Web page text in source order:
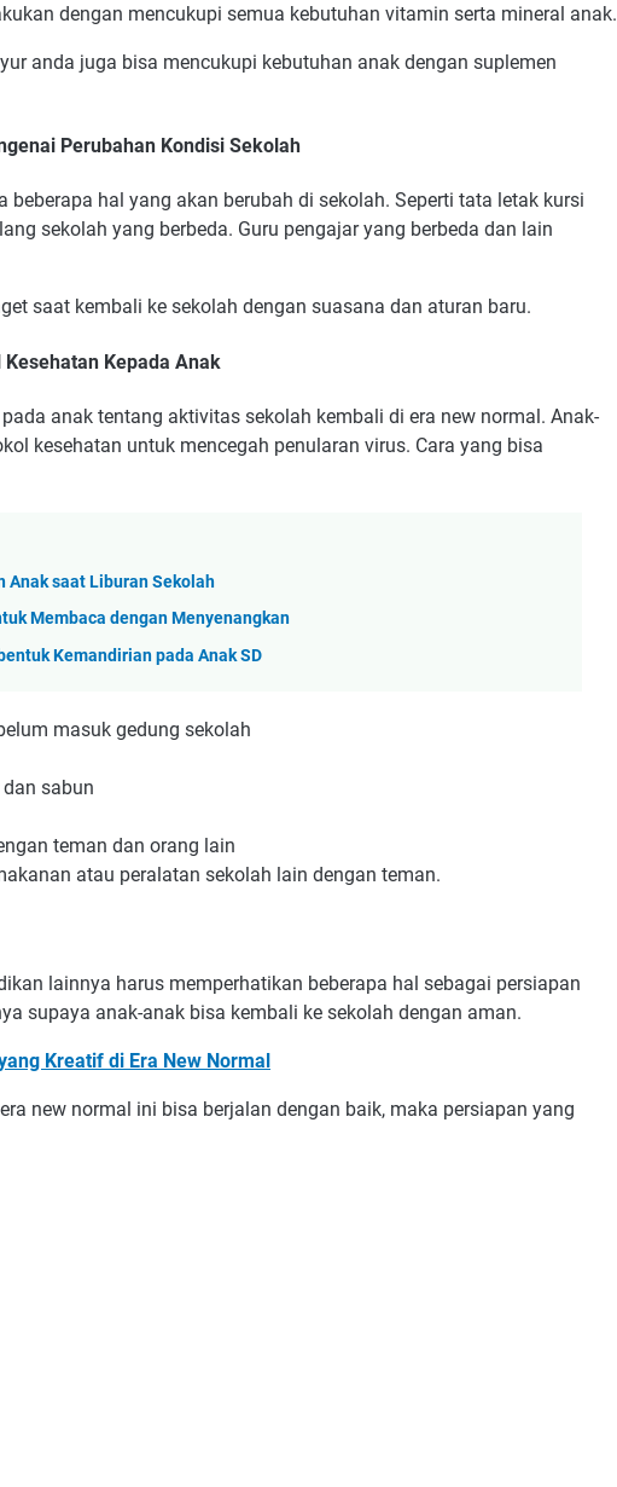
dengan mencukupi semua kebutuhan vitamin serta mineral anak.
anda juga bisa mencukupi kebutuhan anak dengan suplemen
Perubahan Kondisi Sekolah
beberapa hal yang akan berubah di sekolah. Seperti tata letak kursi
sekolah yang berbeda. Guru pengajar yang berbeda dan lain
saat kembali ke sekolah dengan suasana dan aturan baru.
Kepada Anak
anak tentang aktivitas sekolah kembali di era new normal. Anak-
kesehatan untuk mencegah penularan virus. Cara yang bisa
Anak saat Liburan Sekolah
Membaca dengan Menyenangkan
Kemandirian pada Anak SD
masuk gedung sekolah
sabun
teman dan orang lain
atau peralatan sekolah lain dengan teman.
lainnya harus memperhatikan beberapa hal sebagai persiapan
supaya anak-anak bisa kembali ke sekolah dengan aman.
Kreatif di Era New Normal
new normal ini bisa berjalan dengan baik, maka persiapan yang